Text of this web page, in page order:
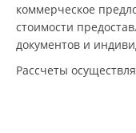
коммерческое
стоимости
документов и
Рассчеты